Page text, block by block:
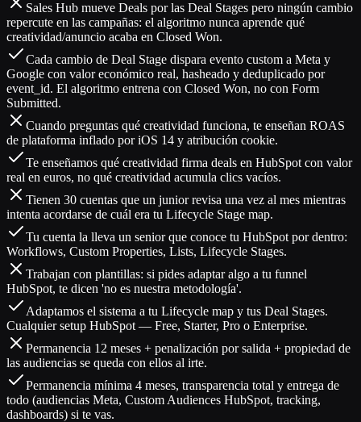
Sales Hub mueve Deals por las Deal Stages pero ningún cambio
repercute en las campañas: el algoritmo nunca aprende qué
creatividad/anuncio acaba en Closed Won.
Cada cambio de Deal Stage dispara evento custom a Meta y
Google con valor económico real, hasheado y deduplicado por
event_id. El algoritmo entrena con Closed Won, no con Form
Submitted.
Cuando preguntas qué creatividad funciona, te enseñan ROAS
de plataforma inflado por iOS 14 y atribución cookie.
Te enseñamos qué creatividad firma deals en HubSpot con valor
real en euros, no qué creatividad acumula clics vacíos.
Tienen 30 cuentas que un junior revisa una vez al mes mientras
intenta acordarse de cuál era tu Lifecycle Stage map.
Tu cuenta la lleva un senior que conoce tu HubSpot por dentro:
Workflows, Custom Properties, Lists, Lifecycle Stages.
Trabajan con plantillas: si pides adaptar algo a tu funnel
HubSpot, te dicen 'no es nuestra metodología'.
Adaptamos el sistema a tu Lifecycle map y tus Deal Stages.
Cualquier setup HubSpot — Free, Starter, Pro o Enterprise.
Permanencia 12 meses + penalización por salida + propiedad de
las audiencias se queda con ellos al irte.
Permanencia mínima 4 meses, transparencia total y entrega de
todo (audiencias Meta, Custom Audiences HubSpot, tracking,
dashboards) si te vas.